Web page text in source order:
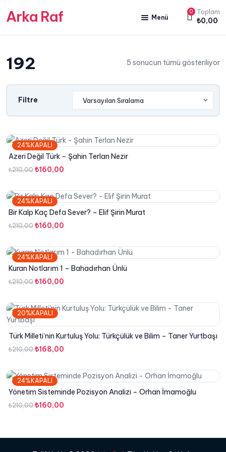
Arka Raf Menü
ANA SAYFA
HAKKIMIZDA
YAZARLARIMIZ
0 Toplam
₺0,00
192 5 sonucun tümü gösteriliyor
Filtre
24%KAPALI
Azeri Değil Türk – Şahin Terlan Nezir
₺210,00 Orijinal
₺210,00.
₺160,00
fiyat:
₺160,00.
24%KAPALI
Bir Kalp Kaç Defa Sever? – Elif Şirin Murat
₺210,00 Orijinal
₺210,00.
₺160,00
fiyat:
₺160,00.
24%KAPALI
Kuran Notlarım 1 – Bahadırhan Ünlü
₺210,00 Orijinal
₺210,00.
₺160,00
fiyat:
₺160,00.
20%KAPALI
Türk Milleti’nin Kurtuluş Yolu: Türkçülük ve Bilim – Taner Yurtbaşı
₺210,00 Orijinal
₺210,00.
₺168,00
fiyat:
₺168,00.
24%KAPALI
Yönetim Sisteminde Pozisyon Analizi – Orhan İmamoğlu
₺210,00 Orijinal
₺160,00
₺160,00.